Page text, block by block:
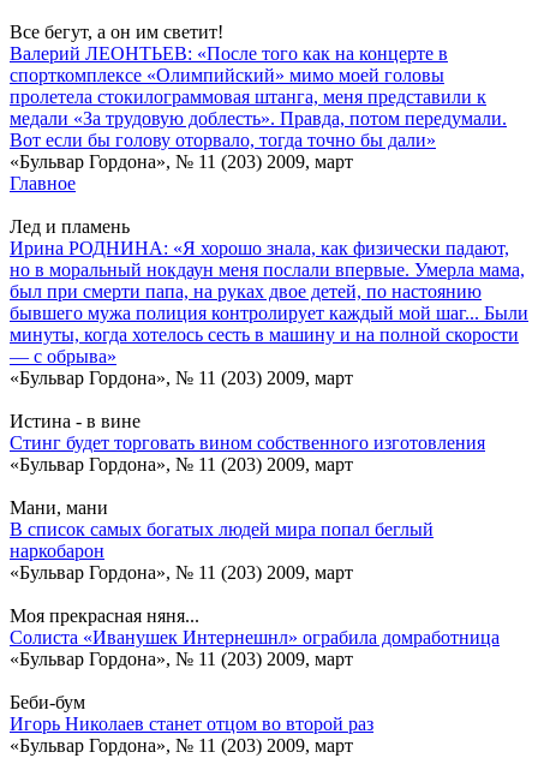
Все бегут, а он им светит!
Валерий ЛЕОНТЬЕВ: «После того как на концерте в
спорткомплексе «Олимпийский» мимо моей головы
пролетела стокилограммовая штанга, меня представили к
медали «За трудовую доблесть». Правда, потом передумали.
Вот если бы голову оторвало, тогда точно бы дали»
«Бульвар Гордона», № 11 (203) 2009, март
Главное
Лед и пламень
Ирина РОДНИНА: «Я хорошо знала, как физически падают,
но в моральный нокдаун меня послали впервые. Умерла мама,
был при смерти папа, на руках двое детей, по настоянию
бывшего мужа полиция контролирует каждый мой шаг... Были
минуты, когда хотелось сесть в машину и на полной скорости
— с обрыва»
«Бульвар Гордона», № 11 (203) 2009, март
Истина - в вине
Стинг будет торговать вином собственного изготовления
«Бульвар Гордона», № 11 (203) 2009, март
Мани, мани
В список самых богатых людей мира попал беглый
наркобарон
«Бульвар Гордона», № 11 (203) 2009, март
Моя прекрасная няня...
Солиста «Иванушек Интернешнл» ограбила домработница
«Бульвар Гордона», № 11 (203) 2009, март
Беби-бум
Игорь Николаев станет отцом во второй раз
«Бульвар Гордона», № 11 (203) 2009, март